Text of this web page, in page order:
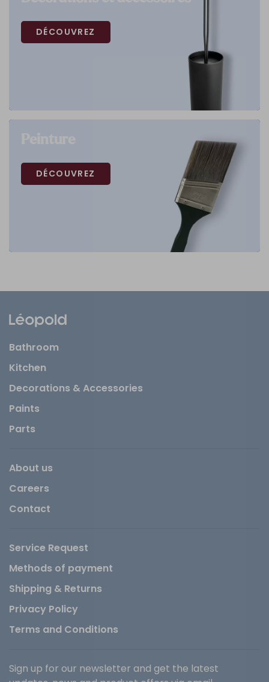
DÉCOUVREZ
DÉCOUVREZ
Bathroom
Kitchen
Decorations & Accessories
Paints
Parts
About us
Careers
Contact
Service Request
Methods of payment
Shipping & Returns
Privacy Policy
Terms and Conditions
Sign up for our newsletter and get the latest